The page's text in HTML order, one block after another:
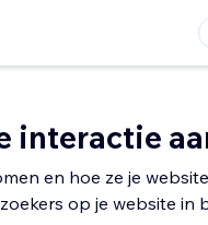
interactie
en hoe ze je
op je website